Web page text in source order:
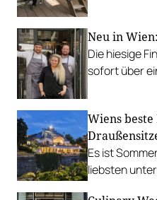
Neu in
Die hiesige
sofort über
Wiens
Es ist
liebsten